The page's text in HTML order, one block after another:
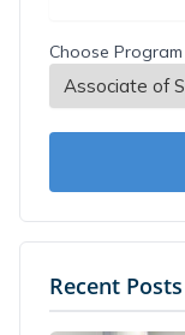
Choose Program
Recent Posts